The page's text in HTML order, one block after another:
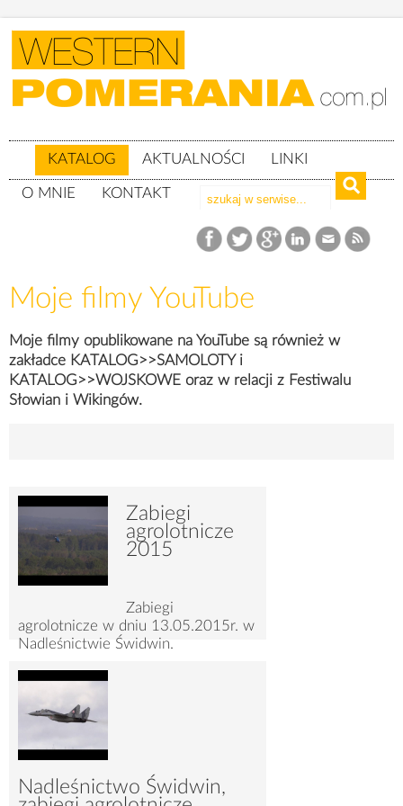
KATALOG AKTUALNOŚCI LINKI
O MNIE KONTAKT
Katalog Moje filmy YouTube
Moje filmy YouTube
Moje filmy opublikowane na YouTube są również w
zakładce KATALOG>>SAMOLOTY i
KATALOG>>WOJSKOWE oraz w relacji z Festiwalu
Słowian i Wikingów.
Zabiegi
agrolotnicze
2015
Zabiegi
agrolotnicze w dniu 13.05.2015r. w
Nadleśnictwie Świdwin.
Nadleśnictwo Świdwin,